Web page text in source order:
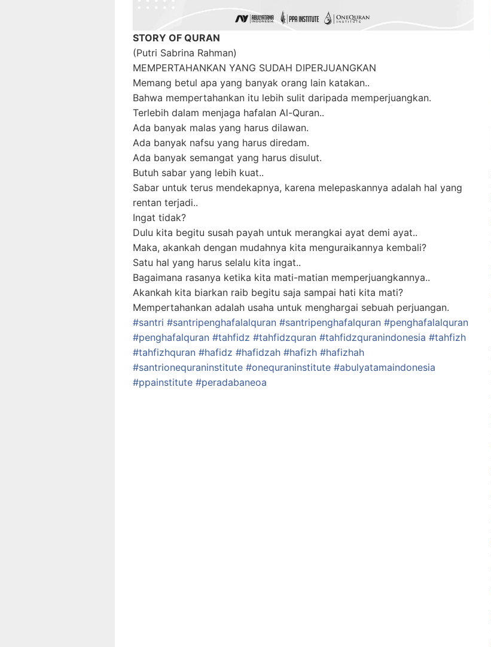
STORY OF QURAN
(Putri Sabrina Rahman)
MEMPERTAHANKAN YANG SUDAH DIPERJUANGKAN
Memang betul apa yang banyak orang lain katakan..
Bahwa mempertahankan itu lebih sulit daripada memperjuangkan.
Terlebih dalam menjaga hafalan Al-Quran..
Ada banyak malas yang harus dilawan.
Ada banyak nafsu yang harus diredam.
Ada banyak semangat yang harus disulut.
Butuh sabar yang lebih kuat..
Sabar untuk terus mendekapnya, karena melepaskannya adalah hal yang
rentan terjadi..
Ingat tidak?
Dulu kita begitu susah payah untuk merangkai ayat demi ayat..
Maka, akankah dengan mudahnya kita menguraikannya kembali?
Satu hal yang harus selalu kita ingat..
Bagaimana rasanya ketika kita mati-matian memperjuangkannya..
Akankah kita biarkan raib begitu saja sampai hati kita mati?
Mempertahankan adalah usaha untuk menghargai sebuah perjuangan.
#santri #santripenghafalalquran #santripenghafalquran #penghafalalquran
#penghafalquran #tahfidz #tahfidzquran #tahfidzquranindonesia #tahfizh
#tahfizhquran #hafidz #hafidzah #hafizh #hafizhah
#santrionequraninstitute #onequraninstitute #abulyatamaindonesia
#ppainstitute #peradabaneoa